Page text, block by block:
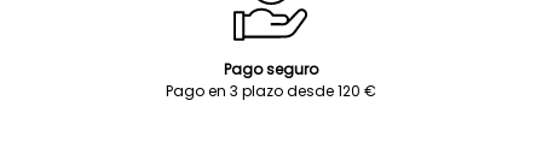
Pago seguro
Pago en 3 plazo desde 120 €